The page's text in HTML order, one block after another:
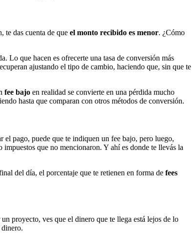
te das cuenta de que el monto recibido es menor. ¿Cómo
Lo que hacen es ofrecerte una tasa de conversión más
ajustando el tipo de cambio, haciendo que, sin que te
fee bajo en realidad se convierte en una pérdida mucho
hasta que comparan con otros métodos de conversión.
el pago, puede que te indiquen un fee bajo, pero luego,
que no mencionaron. Y ahí es donde te llevás la
del día, el porcentaje que te retienen en forma de fees
proyecto, ves que el dinero que te llega está lejos de lo